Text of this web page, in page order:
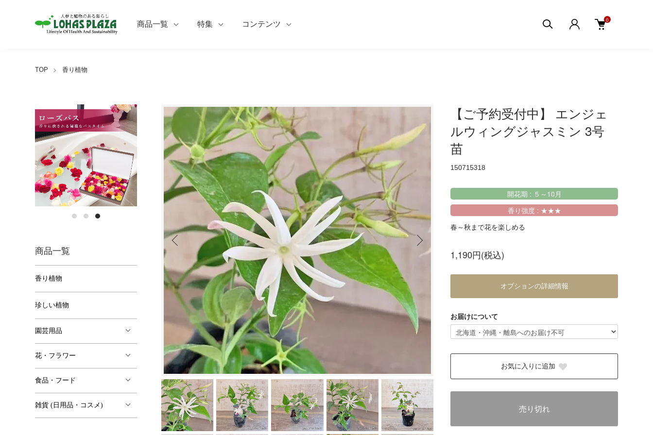
商品一覧 特集 コンテンツ
0
TOP 香り植物
【ご予約受付中】 エンジェ
ルウィングジャスミン 3号
苗
150715318
開花期 : ５～10月
香り強度 : ★★★
春～秋まで花を楽しめる
1,190円(税込)
オプションの詳細情報
お届けについて
お気に入りに追加
売り切れ
商品一覧
香り植物
珍しい植物
園芸用品
花・フラワー
食品・フード
雑貨 (日用品・コスメ)